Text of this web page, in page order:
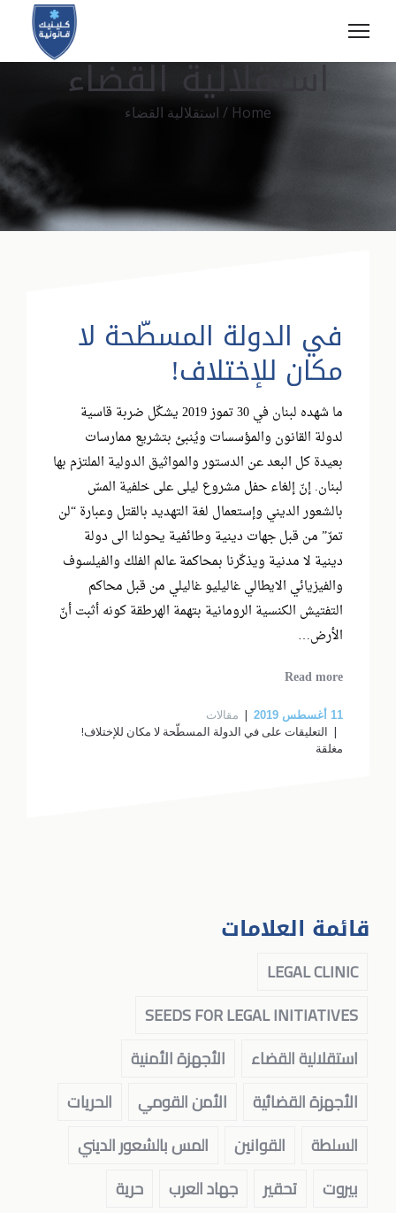
استقلالية القضاء
Home
/ استقلالية القضاء
في الدولة المسطّحة لا
مكان للإختلاف!
ما شهده لبنان في 30 تموز 2019 يشكّل ضربة قاسية
لدولة القانون والمؤسسات ويُنبئ بتشريع ممارسات
بعيدة كل البعد عن الدستور والمواثيق الدولية الملتزم بها
لبنان. إنّ إلغاء حفل مشروع ليلى على خلفية المسّ
بالشعور الديني وإستعمال لغة التهديد بالقتل وعبارة “لن
تمرّ” من قبل جهات دينية وطائفية يحولنا الى دولة
دينية لا مدنية ويذكّرنا بمحاكمة عالم الفلك والفيلسوف
والفيزيائي الايطالي غاليليو غاليلي من قبل محاكم
التفتيش الكنسية الرومانية بتهمة الهرطقة كونه أثبت أنّ
الأرض…
Read more
11 أغسطس 2019
مقالات
التعليقات على في الدولة المسطّحة لا مكان للإختلاف!
مغلقة
قائمة العلامات
LEGAL CLINIC
SEEDS FOR LEGAL INITIATIVES
استقلالية القضاء
الأجهزة الأمنية
الأجهزة القضائية
الأمن القومي
الحريات
السلطة
القوانين
المس بالشعور الديني
بيروت
تحقير جهاد العرب
حرية